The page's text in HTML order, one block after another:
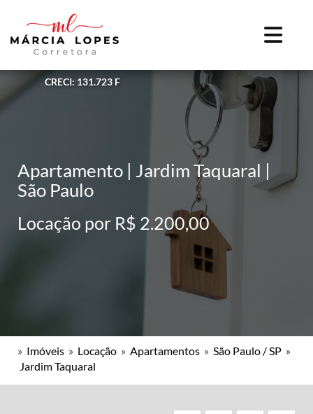
CRECI: 131.723 F
Apartamento | Jardim Taquaral |
São Paulo
Locação por R$ 2.200,00
» Imóveis » Locação » Apartamentos » São Paulo / SP »
Jardim Taquaral